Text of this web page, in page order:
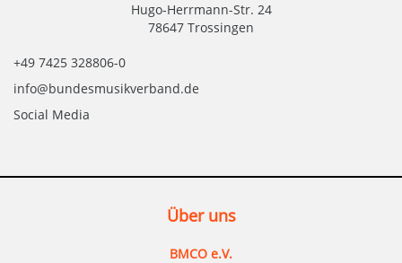
Hugo-Herrmann-Str. 24
78647 Trossingen
+49 7425 328806-0
info@bundesmusikverband.de
Social Media
Über uns
BMCO e.V.